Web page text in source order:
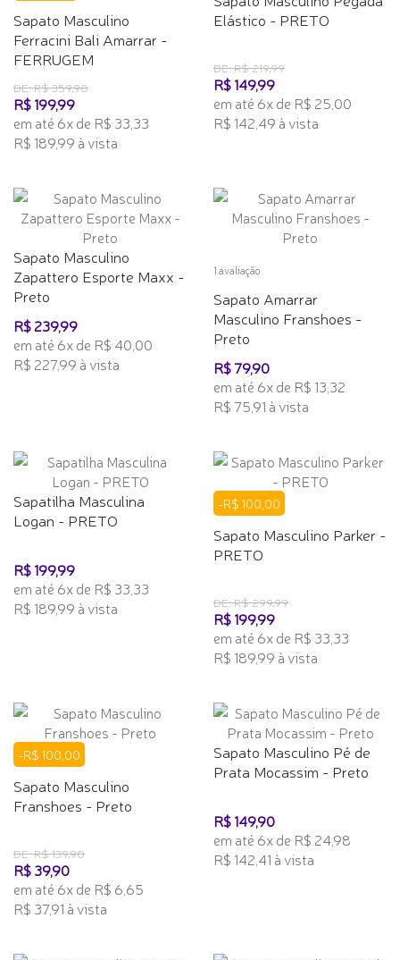
Sapato Masculino
Ferracini Bali Amarrar -
FERRUGEM
DE: R$ 359,90
R$ 199,99
em até 6x de R$ 33,33
R$ 189,99 à vista
Elástico - PRETO
DE: R$ 219,99
R$ 149,99
em até 6x de R$ 25,00
R$ 142,49 à vista
Sapato Masculino
Zapattero Esporte Maxx -
Preto
R$ 239,99
em até 6x de R$ 40,00
R$ 227,99 à vista
1 avaliação
Sapato Amarrar
Masculino Franshoes -
Preto
R$ 79,90
em até 6x de R$ 13,32
R$ 75,91 à vista
Sapatilha Masculina
Logan - PRETO
R$ 199,99
em até 6x de R$ 33,33
R$ 189,99 à vista
-R$ 100,00
Sapato Masculino Parker -
PRETO
DE: R$ 299,99
R$ 199,99
em até 6x de R$ 33,33
R$ 189,99 à vista
-R$ 100,00
Sapato Masculino
Franshoes - Preto
DE: R$ 139,90
R$ 39,90
em até 6x de R$ 6,65
R$ 37,91 à vista
Sapato Masculino Pé de
Prata Mocassim - Preto
R$ 149,90
em até 6x de R$ 24,98
R$ 142,41 à vista